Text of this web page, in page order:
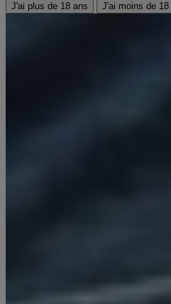
J'ai plus de 18 ans J'ai moins de 18